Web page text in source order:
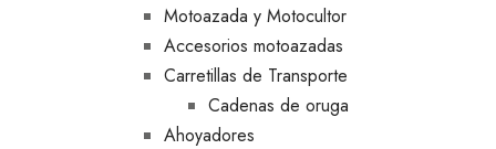
Motoazada y Motocultor
Accesorios motoazadas
Carretillas de Transporte
Cadenas de oruga
Ahoyadores